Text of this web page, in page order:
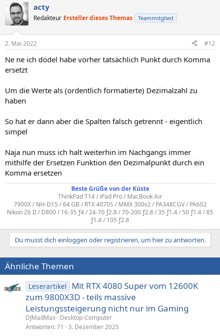
acty
Redakteur Ersteller dieses Themas Teammitglied
2. Mai 2022 #12
Ne ne ich dödel habe vorher tatsächlich Punkt durch Komma
ersetzt
Um die Werte als (ordentlich formatierte) Dezimalzahl zu
haben
So hat er dann aber die Spalten falsch getrennt - eigentlich
simpel
Naja nun muss ich halt weiterhin im Nachgangs immer
mithilfe der Ersetzen Funktion den Dezimalpunkt durch ein
Komma ersetzen
Beste Grüße von der Küste
ThinkPad T14 / iPad Pro / MacBook Air
7900X / NH-D15 / 64 GB / RTX 4070S / MMX 300v2 / PA348CGV / PA602
Nikon Z6 II / D800 / 16-35 ƒ4 / 24-70 ƒ2.8 / 70-200 ƒ2.8 / 35 ƒ1.4 / 50 ƒ1.4 / 85
ƒ1.4 / 105 ƒ2.8
Du musst dich einloggen oder registrieren, um hier zu antworten.
Ähnliche Themen
Leserartikel
Mit RTX 4080 Super vom 12600K
zum 9800X3D - teils massive
Leistungssteigerung nicht nur im Gaming
DJMadMax Desktop-Computer
Antworten 71 3. Dezember 2025